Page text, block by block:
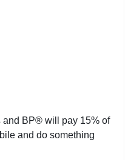
and BP® will pay 15% of
and do something